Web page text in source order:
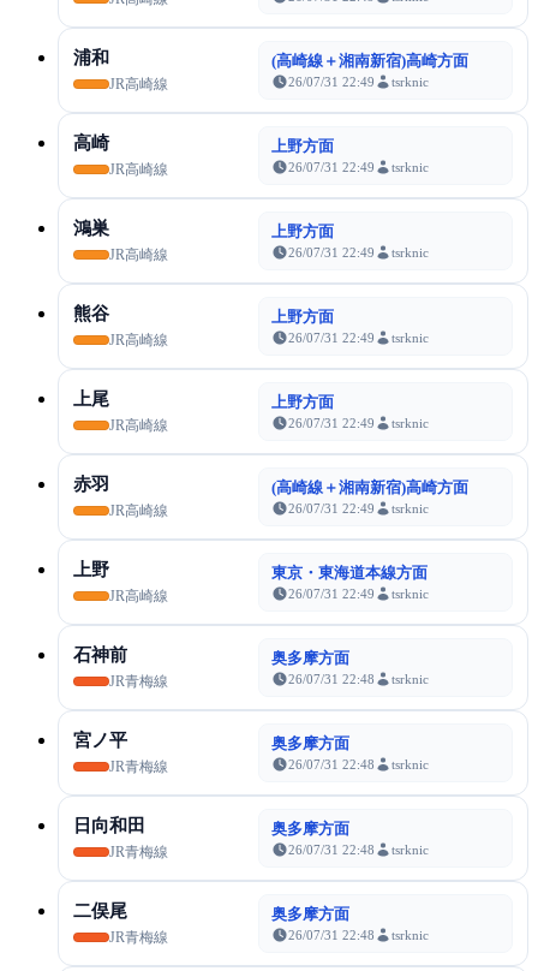
浦和
JR高崎線
(高崎線＋湘南新宿)高崎方面
26/07/31 22:49 tsrknic
高崎
JR高崎線
上野方面
26/07/31 22:49 tsrknic
鴻巣
JR高崎線
上野方面
26/07/31 22:49 tsrknic
熊谷
JR高崎線
上野方面
26/07/31 22:49 tsrknic
上尾
JR高崎線
上野方面
26/07/31 22:49 tsrknic
赤羽
JR高崎線
(高崎線＋湘南新宿)高崎方面
26/07/31 22:49 tsrknic
上野
JR高崎線
東京・東海道本線方面
26/07/31 22:49 tsrknic
石神前
JR青梅線
奥多摩方面
26/07/31 22:48 tsrknic
宮ノ平
JR青梅線
奥多摩方面
26/07/31 22:48 tsrknic
日向和田
JR青梅線
奥多摩方面
26/07/31 22:48 tsrknic
二俣尾
JR青梅線
奥多摩方面
26/07/31 22:48 tsrknic